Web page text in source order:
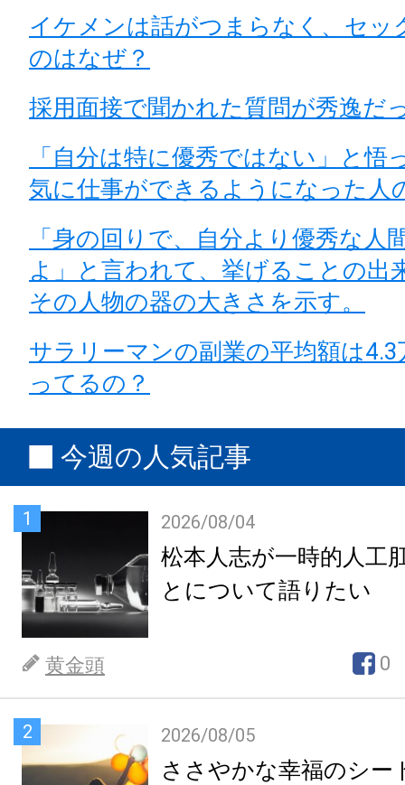
イケメンは話がつまらなく、セッ
のはなぜ？
採用面接で聞かれた質問が秀逸だ
「自分は特に優秀ではない」と悟
気に仕事ができるようになった人
「身の回りで、自分より優秀な人
よ」と言われて、挙げることの出
その人物の器の大きさを示す。
サラリーマンの副業の平均額は4.3
ってるの？
今週の人気記事
1 2026/08/04
松本人志が一時的人工
とについて語りたい
黄金頭 0
2 2026/08/05
ささやかな幸福のシー